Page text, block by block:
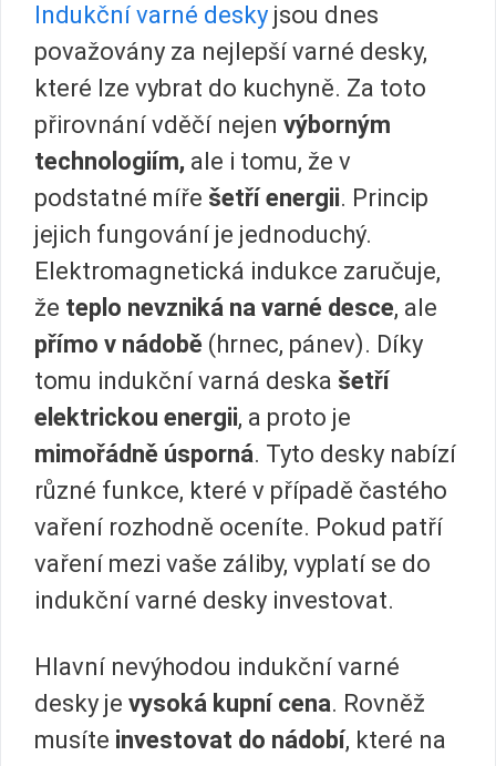
Indukční varné desky jsou dnes
považovány za nejlepší varné desky,
které lze vybrat do kuchyně. Za toto
přirovnání vděčí nejen výborným
technologiím, ale i tomu, že v
podstatné míře šetří energii. Princip
jejich fungování je jednoduchý.
Elektromagnetická indukce zaručuje,
že teplo nevzniká na varné desce, ale
přímo v nádobě (hrnec, pánev). Díky
tomu indukční varná deska šetří
elektrickou energii, a proto je
mimořádně úsporná. Tyto desky nabízí
různé funkce, které v případě častého
vaření rozhodně oceníte. Pokud patří
vaření mezi vaše záliby, vyplatí se do
indukční varné desky investovat.
Hlavní nevýhodou indukční varné
desky je vysoká kupní cena. Rovněž
musíte investovat do nádobí, které na